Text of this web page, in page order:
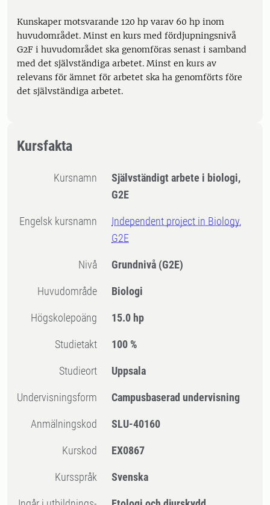
Kunskaper motsvarande 120 hp varav 60 hp inom
huvudområdet. Minst en kurs med fördjupningsnivå
G2F i huvudområdet ska genomföras senast i samband
med det självständiga arbetet. Minst en kurs av
relevans för ämnet för arbetet ska ha genomförts före
det självständiga arbetet.
Kursfakta
Kursnamn
Självständigt arbete i biologi,
G2E
Engelsk kursnamn
Independent project in Biology,
G2E
Nivå Grundnivå (G2E)
Huvudområde Biologi
högskolepoäng 15.0 hp
Studietakt 100 %
Studieort Uppsala
Undervisningsform Campusbaserad undervisning
Anmälningskod SLU-40160
Kurskod EX0867
Kursspråk Svenska